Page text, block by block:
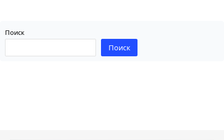
Поиск
Поиск